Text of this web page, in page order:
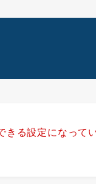
る設定になって